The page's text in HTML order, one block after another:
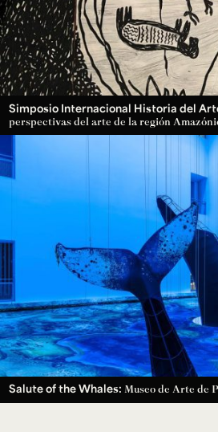
Simposio Internacional Historia del
perspectivas del arte de la región
Salute of the Whales: Museo de Arte de